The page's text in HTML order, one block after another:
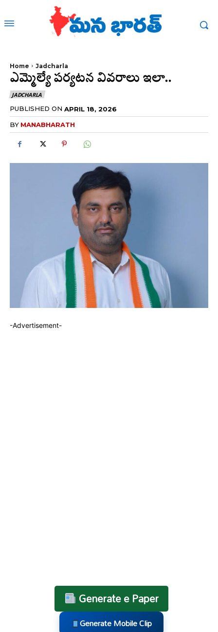
Home Jadcharla
ఎమ్మెల్యే పర్యటన వివరాలు ఇలా..
JADCHARLA
PUBLISHED ON APRIL 18, 2026
BY MANABHARATH
-Advertisement-
Generate e Paper
Generate Mobile Clip